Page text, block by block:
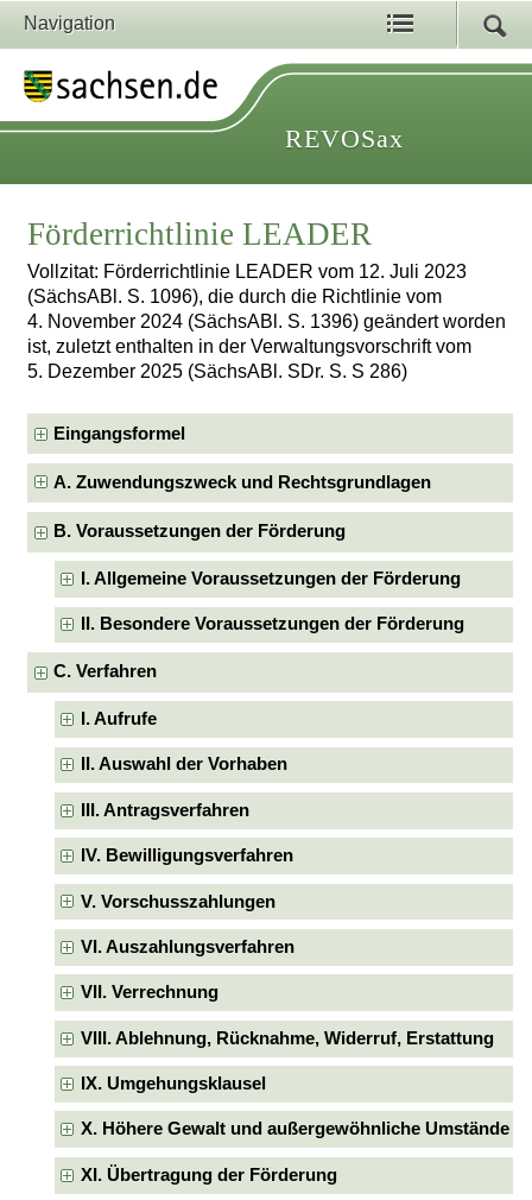
Navigation
REVOSax
Förderrichtlinie LEADER
Vollzitat: Förderrichtlinie LEADER vom 12. Juli 2023
(SächsABl. S. 1096), die durch die Richtlinie vom
4. November 2024 (SächsABl. S. 1396) geändert worden
ist, zuletzt enthalten in der Verwaltungsvorschrift vom
5. Dezember 2025 (SächsABl. SDr. S. S 286)
Eingangsformel
A. Zuwendungszweck und Rechtsgrundlagen
B. Voraussetzungen der Förderung
I. Allgemeine Voraussetzungen der Förderung
II. Besondere Voraussetzungen der Förderung
C. Verfahren
I. Aufrufe
II. Auswahl der Vorhaben
III. Antragsverfahren
IV. Bewilligungsverfahren
V. Vorschusszahlungen
VI. Auszahlungsverfahren
VII. Verrechnung
VIII. Ablehnung, Rücknahme, Widerruf, Erstattung
IX. Umgehungsklausel
X. Höhere Gewalt und außergewöhnliche Umstände
XI. Übertragung der Förderung